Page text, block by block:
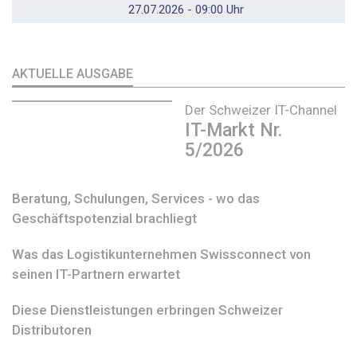
27.07.2026 - 09:00 Uhr
AKTUELLE AUSGABE
Der Schweizer IT-Channel
IT-Markt Nr.
5/2026
Beratung, Schulungen, Services - wo das
Geschäftspotenzial brachliegt
Was das Logistikunternehmen Swissconnect von
seinen IT-Partnern erwartet
Diese Dienstleistungen erbringen Schweizer
Distributoren